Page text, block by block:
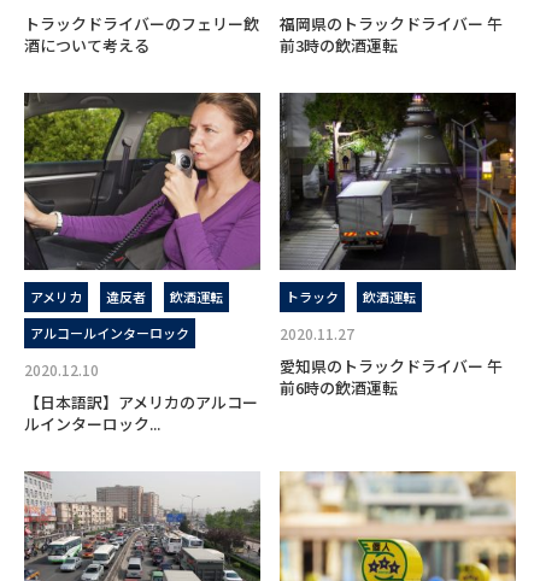
トラックドライバーのフェリー飲
酒について考える
福岡県のトラックドライバー 午
前3時の飲酒運転
アメリカ 違反者
飲酒運転
アルコールインターロック
2020.12.10
【日本語訳】アメリカのアルコー
ルインターロック...
トラック 飲酒運転
2020.11.27
愛知県のトラックドライバー 午
前6時の飲酒運転